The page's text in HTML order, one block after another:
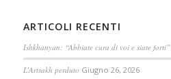
ARTICOLI RECENTI
Ishkhanyan: “Abbiate cura di voi e siate forti”
L’Artsakh perduto Giugno 26, 2026